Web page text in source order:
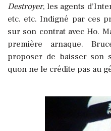
Destroyer, les agents
etc. etc. Indigné par ces
sur son contrat avec Ho.
première arnaque.
proposer de baisser son
quon ne le crédite pas au